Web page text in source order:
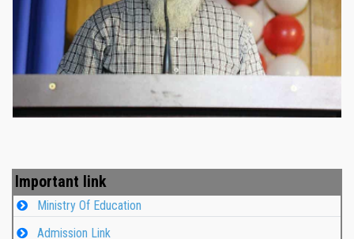
Important link
Ministry Of Education
Admission Link